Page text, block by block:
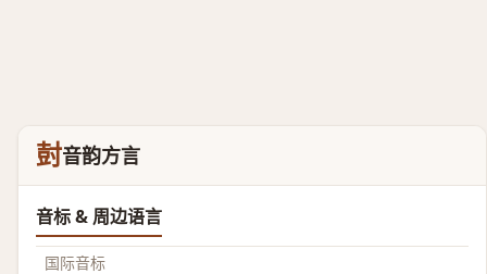
尌音韵方言
音标 & 周边语言
国际音标